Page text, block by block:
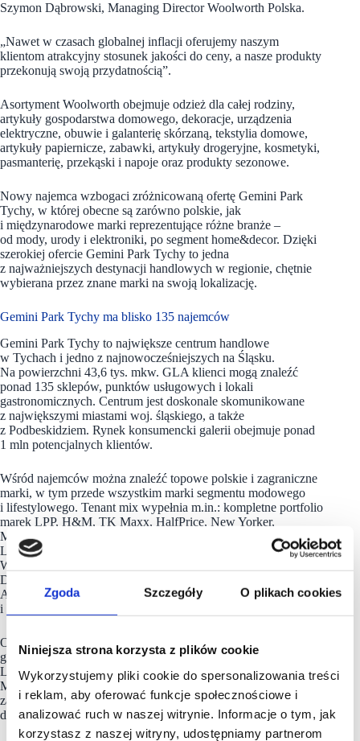
Zgoda Szczegóły O plikach cookies
Niniejsza strona korzysta z plików cookie
Wykorzystujemy pliki cookie do spersonalizowania treści
i reklam, aby oferować funkcje społecznościowe i
analizować ruch w naszej witrynie. Informacje o tym, jak
korzystasz z naszej witryny, udostępniamy partnerom
Szymon Dąbrowski, Managing Director Woolworth Polska.
„Nawet w czasach globalnej inflacji oferujemy naszym
klientom atrakcyjny stosunek jakości do ceny, a nasze produkty
przekonują swoją przydatnością”.
Asortyment Woolworth obejmuje odzież dla całej rodziny,
artykuły gospodarstwa domowego, dekoracje, urządzenia
elektryczne, obuwie i galanterię skórzaną, tekstylia domowe,
artykuły papiernicze, zabawki, artykuły drogeryjne, kosmetyki,
pasmanterię, przekąski i napoje oraz produkty sezonowe.
Nowy najemca wzbogaci zróżnicowaną ofertę Gemini Park
Tychy, w której obecne są zarówno polskie, jak
i międzynarodowe marki reprezentujące różne branże –
od mody, urody i elektroniki, po segment home&decor. Dzięki
szerokiej ofercie Gemini Park Tychy to jedna
z najważniejszych destynacji handlowych w regionie, chętnie
wybierana przez znane marki na swoją lokalizację.
Gemini Park Tychy ma blisko 135 najemców
Gemini Park Tychy to największe centrum handlowe
w Tychach i jedno z najnowocześniejszych na Śląsku.
Na powierzchni 43,6 tys. mkw. GLA klienci mogą znaleźć
ponad 135 sklepów, punktów usługowych i lokali
gastronomicznych. Centrum jest doskonale skomunikowane
z największymi miastami woj. śląskiego, a także
z Podbeskidziem. Rynek konsumencki galerii obejmuje ponad
1 mln potencjalnych klientów.
Wśród najemców można znaleźć topowe polskie i zagraniczne
marki, w tym przede wszystkim marki segmentu modowego
i lifestylowego. Tenant mix wypełnia m.in.: kompletne portfolio
marek LPP, H&M, TK Maxx, HalfPrice, New Yorker,
Medicine, Diverse, Big Star, Silesia Jeans, Vistula,
Lee/Wrangler, Wólczanka, CCC, Deichmann, Ochnik, Ryłko,
Wittchen, Wojas, Apart, W. Kruk, By Dziubeka, Swiss, Yes,
Douglas, Rossmann, Hebe, Homla, Jysk, Bel-Pol, Pepco,
Action, TEDi, Empik, Fabryka Formy, RTV Euro AGD
i Media Expert.
Operatorem spożywczym
jest Biedronka. Swoje lokale
gastronomiczne mają tutaj m.in. KFC, McDonald’s,
Lodomania, Olimp i Thai Express. Operatorem kinowym jest
Multikino. Galeria otwarta została w 2018 roku, w 2022 roku
zakończyła się natomiast jej rozbudowa o ok. 7 tys. mkw.,
dzięki której galeria zyskała ofertę rozrywkową.